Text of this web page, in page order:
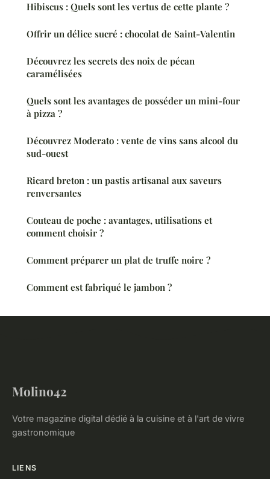
Hibiscus : Quels sont les vertus de cette plante ?
Offrir un délice sucré : chocolat de Saint-Valentin
Découvrez les secrets des noix de pécan
caramélisées
Quels sont les avantages de posséder un mini-four
à pizza ?
Découvrez Moderato : vente de vins sans alcool du
sud-ouest
Ricard breton : un pastis artisanal aux saveurs
renversantes
Couteau de poche : avantages, utilisations et
comment choisir ?
Comment préparer un plat de truffe noire ?
Comment est fabriqué le jambon ?
Molino42
Votre magazine digital dédié à la cuisine et à l'art de vivre
gastronomique
LIENS